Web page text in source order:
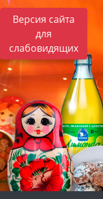
Версия сайта
для
слабовидящих